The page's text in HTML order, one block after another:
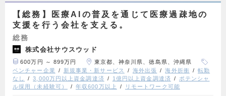
【総務】医療AIの普及を通じて医療過疎地の
支援を行う会社を支える。
総務
株式会社サウスウッド
600万円 ～ 899万円
東京都、神奈川県、徳島県、沖縄県
ベンチャー企業
新規事業・新サービス 海外出張 海外折衝
転勤
なし
3,000万円以上資金調達済 1億円以上資金調達済
ポテンシャ
ル採用（未経験可）
年収600万以上 リモートワーク可能